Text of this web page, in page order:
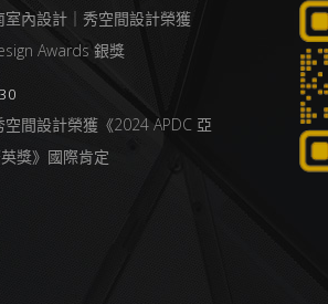
室內設計｜秀空間設計榮獲
Awards 銀獎
間設計榮獲《2024 APDC 亞
獎》國際肯定